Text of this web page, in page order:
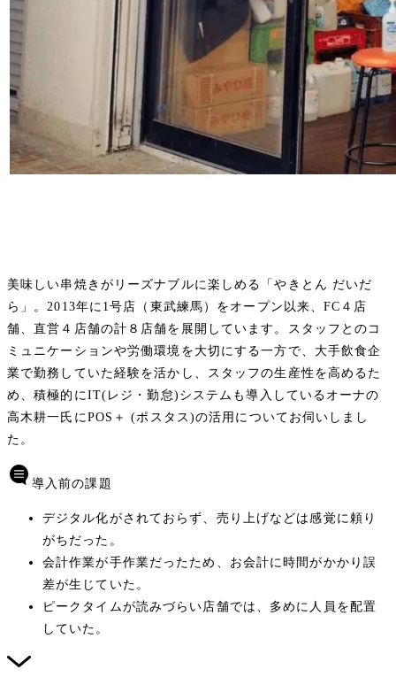
美味しい串焼きがリーズナブルに楽しめる「やきとん だいだ
ら」。2013年に1号店（東武練馬）をオープン以来、FC４店
舗、直営４店舗の計８店舗を展開しています。スタッフとのコ
ミュニケーションや労働環境を大切にする一方で、大手飲食企
業で勤務していた経験を活かし、スタッフの生産性を高めるた
め、積極的にIT(レジ・勤怠)システムも導入しているオーナの
高木耕一氏にPOS＋ (ポスタス)の活用についてお伺いしまし
た。
導入前の課題
デジタル化がされておらず、売り上げなどは感覚に頼り
がちだった。
会計作業が手作業だったため、お会計に時間がかかり誤
差が生じていた。
ピークタイムが読みづらい店舗では、多めに人員を配置
していた。